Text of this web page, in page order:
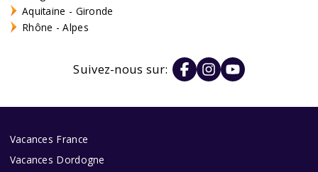
Aquitaine - Gironde
Rhône - Alpes
Suivez-nous sur:
Vacances France
Vacances Dordogne